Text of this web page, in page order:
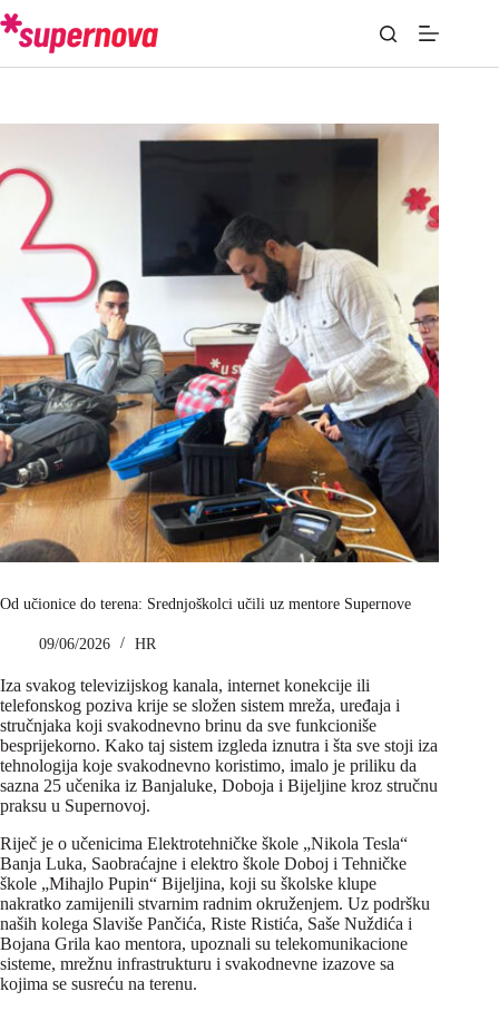
Od učionice do terena: Srednjoškolci učili uz mentore Supernove
09/06/2026 HR
Iza svakog televizijskog kanala, internet konekcije ili
telefonskog poziva krije se složen sistem mreža, uređaja i
stručnjaka koji svakodnevno brinu da sve funkcioniše
besprijekorno. Kako taj sistem izgleda iznutra i šta sve stoji iza
tehnologija koje svakodnevno koristimo, imalo je priliku da
sazna 25 učenika iz Banjaluke, Doboja i Bijeljine kroz stručnu
praksu u Supernovoj.
Riječ je o učenicima Elektrotehničke škole „Nikola Tesla“
Banja Luka, Saobraćajne i elektro škole Doboj i Tehničke
škole „Mihajlo Pupin“ Bijeljina, koji su školske klupe
nakratko zamijenili stvarnim radnim okruženjem. Uz podršku
naših kolega Slaviše Pančića, Riste Ristića, Saše Nuždića i
Bojana Grila kao mentora, upoznali su telekomunikacione
sisteme, mrežnu infrastrukturu i svakodnevne izazove sa
kojima se susreću na terenu.